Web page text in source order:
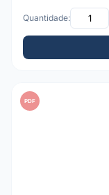
Quantidade:
PDF